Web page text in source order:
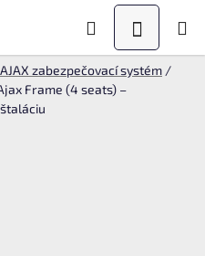
Hľadať
KOŠÍK
AJAX zabezpečovací systém /
Frame (4 seats) –